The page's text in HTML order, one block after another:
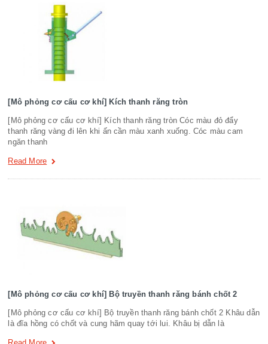
[Mô phỏng cơ cấu cơ khí] Kích thanh răng tròn
[Mô phỏng cơ cấu cơ khí] Kích thanh răng tròn Cóc màu đỏ đẩy
thanh răng vàng đi lên khi ấn cần màu xanh xuống. Cóc màu cam
ngăn thanh
Read More
[Mô phỏng cơ cấu cơ khí] Bộ truyền thanh răng bánh chốt 2
[Mô phỏng cơ cấu cơ khí] Bộ truyền thanh răng bánh chốt 2 Khâu dẫn
là đĩa hồng có chốt và cung hãm quay tới lui. Khâu bị dẫn là